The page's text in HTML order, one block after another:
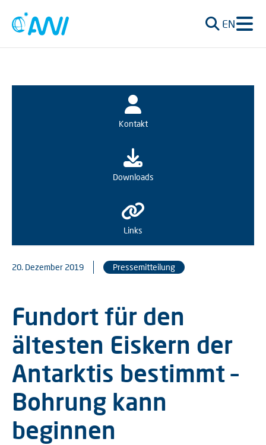
EN
Kontakt
Downloads
Links
20. Dezember 2019 Pressemitteilung
Fundort für den
ältesten Eiskern der
Antarktis bestimmt –
Bohrung kann
beginnen